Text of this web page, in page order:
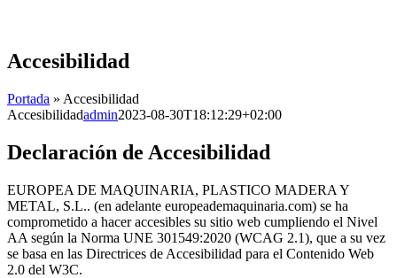
Accesibilidad
Portada » Accesibilidad
Accesibilidadadmin2023-08-30T18:12:29+02:00
Declaración de Accesibilidad
EUROPEA DE MAQUINARIA, PLASTICO MADERA Y
METAL, S.L.. (en adelante europeademaquinaria.com) se ha
comprometido a hacer accesibles su sitio web cumpliendo el Nivel
AA según la Norma UNE 301549:2020 (WCAG 2.1), que a su vez
se basa en las Directrices de Accesibilidad para el Contenido Web
2.0 del W3C.